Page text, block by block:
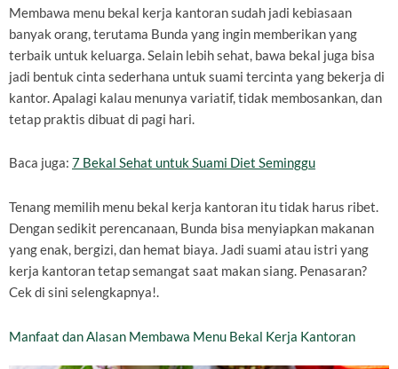
Membawa menu bekal kerja kantoran sudah jadi kebiasaan
banyak orang, terutama Bunda yang ingin memberikan yang
terbaik untuk keluarga. Selain lebih sehat, bawa bekal juga bisa
jadi bentuk cinta sederhana untuk suami tercinta yang bekerja di
kantor. Apalagi kalau menunya variatif, tidak membosankan, dan
tetap praktis dibuat di pagi hari.
Baca juga: 7 Bekal Sehat untuk Suami Diet Seminggu
Tenang memilih menu bekal kerja kantoran itu tidak harus ribet.
Dengan sedikit perencanaan, Bunda bisa menyiapkan makanan
yang enak, bergizi, dan hemat biaya. Jadi suami atau istri yang
kerja kantoran tetap semangat saat makan siang. Penasaran?
Cek di sini selengkapnya!.
Manfaat dan Alasan Membawa Menu Bekal Kerja Kantoran